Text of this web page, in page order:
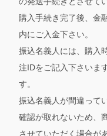
購入手続き完了後、金
内にご入金下さい。
振込名義人には、購入
注IDをご記入下さいま
す。
振込名義人が間違って
確認が取れないため、
させていただく場合が